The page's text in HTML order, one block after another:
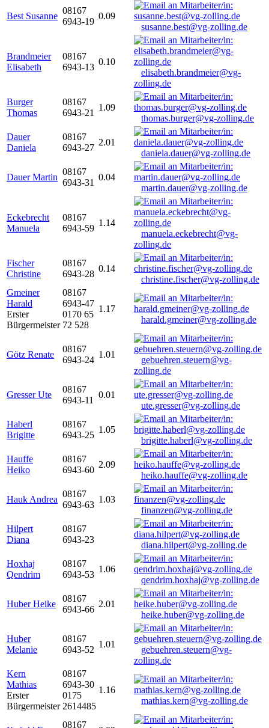
Best Susanne
08167
6943-19
0.09
susanne.best@vg-zolling.de
Brandmeier
Elisabeth
08167
6943-13
0.10
elisabeth.brandmeier@vg-
zolling.de
Burger
Thomas
08167
6943-21
1.09
thomas.burger@vg-zolling.de
Dauer
Daniela
08167
6943-27
2.01
daniela.dauer@vg-zolling.de
Dauer Martin
08167
6943-31
0.04
martin.dauer@vg-zolling.de
Eckebrecht
Manuela
08167
6943-59
1.14
manuela.eckebrecht@vg-
zolling.de
Fischer
Christine
08167
6943-28
0.14
christine.fischer@vg-zolling.de
Gmeiner
Harald
Erster
Bürgermeister
08167
6943-47
0170 65
72 528
1.17
harald.gmeiner@vg-zolling.de
Götz Renate
08167
6943-24
1.01
gebuehren.steuern@vg-
zolling.de
Gresser Ute
08167
6943-11
0.01
ute.gresser@vg-zolling.de
Haberl
Brigitte
08167
6943-25
1.05
brigitte.haberl@vg-zolling.de
Hauffe
Heiko
08167
6943-60
2.09
heiko.hauffe@vg-zolling.de
Hauk Andrea
08167
6943-63
1.03
finanzen@vg-zolling.de
Hilpert
Diana
08167
6943-23
diana.hilpert@vg-zolling.de
Hoxhaj
Qendrim
08167
6943-53
1.06
qendrim.hoxhaj@vg-zolling.de
Huber Heike
08167
6943-66
2.01
heike.huber@vg-zolling.de
Huber
Melanie
08167
6943-52
1.01
gebuehren.steuern@vg-
zolling.de
Kern
Mathias
Erster
Bürgermeister
08167
6943-30
0175
2614485
1.16
mathias.kern@vg-zolling.de
08167